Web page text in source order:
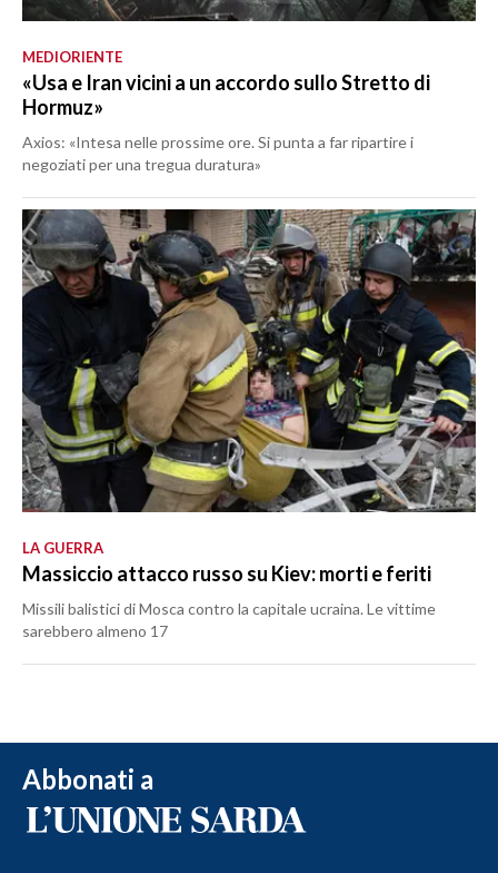
MEDIORIENTE
«Usa e Iran vicini a un accordo sullo Stretto di
Hormuz»
Axios: «Intesa nelle prossime ore. Si punta a far ripartire i
negoziati per una tregua duratura»
LA GUERRA
Massiccio attacco russo su Kiev: morti e feriti
Missili balistici di Mosca contro la capitale ucraina. Le vittime
sarebbero almeno 17
Abbonati a